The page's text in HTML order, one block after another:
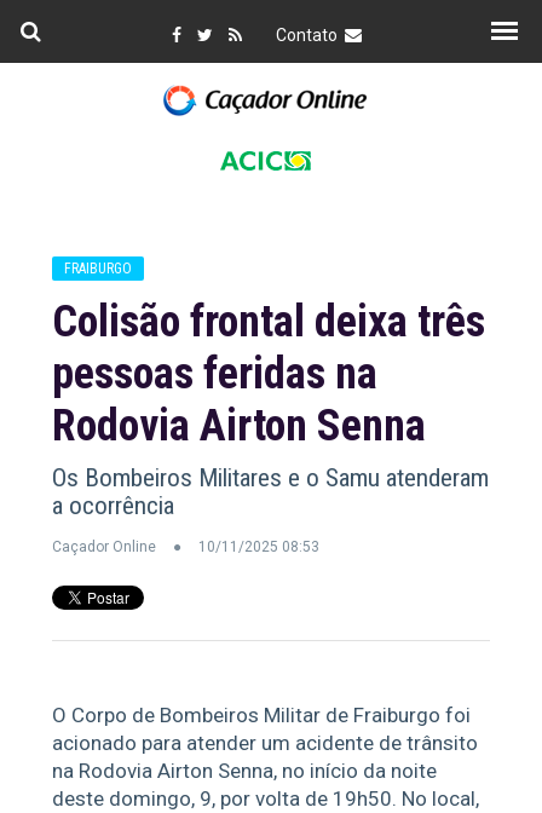
Contato
FRAIBURGO
Colisão frontal deixa três
pessoas feridas na
Rodovia Airton Senna
Os Bombeiros Militares e o Samu atenderam
a ocorrência
Caçador Online 10/11/2025 08:53
O Corpo de Bombeiros Militar de Fraiburgo foi
acionado para atender um acidente de trânsito
na Rodovia Airton Senna, no início da noite
deste domingo, 9, por volta de 19h50. No local,